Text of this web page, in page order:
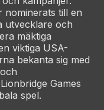
nominerats till en
utvecklare och
mäktiga
viktiga USA-
bekanta sig med
Games
spel.